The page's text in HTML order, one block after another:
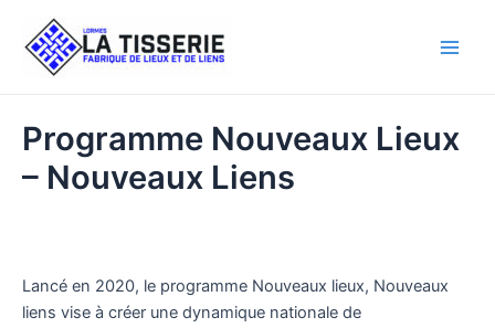
contenu
Programme Nouveaux Lieux
– Nouveaux Liens
Lancé en 2020, le programme Nouveaux lieux, Nouveaux
liens vise à créer une dynamique nationale de